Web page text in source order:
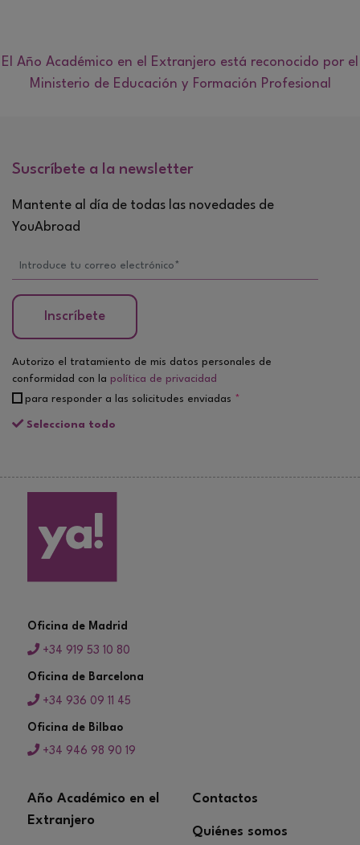
El Año Académico en el Extranjero está reconocido por el
Ministerio de Educación y Formación Profesional
Suscríbete a la newsletter
Mantente al día de todas las novedades de
YouAbroad
Inscríbete
Autorizo el tratamiento de mis datos personales de
conformidad con la política de privacidad
para responder a las solicitudes enviadas *
Selecciona todo
Oficina de Madrid
+34 919 53 10 80
Oficina de Barcelona
+34 936 09 11 45
Oficina de Bilbao
+34 946 98 90 19
Año Académico en el
Extranjero
Contactos
Quiénes somos